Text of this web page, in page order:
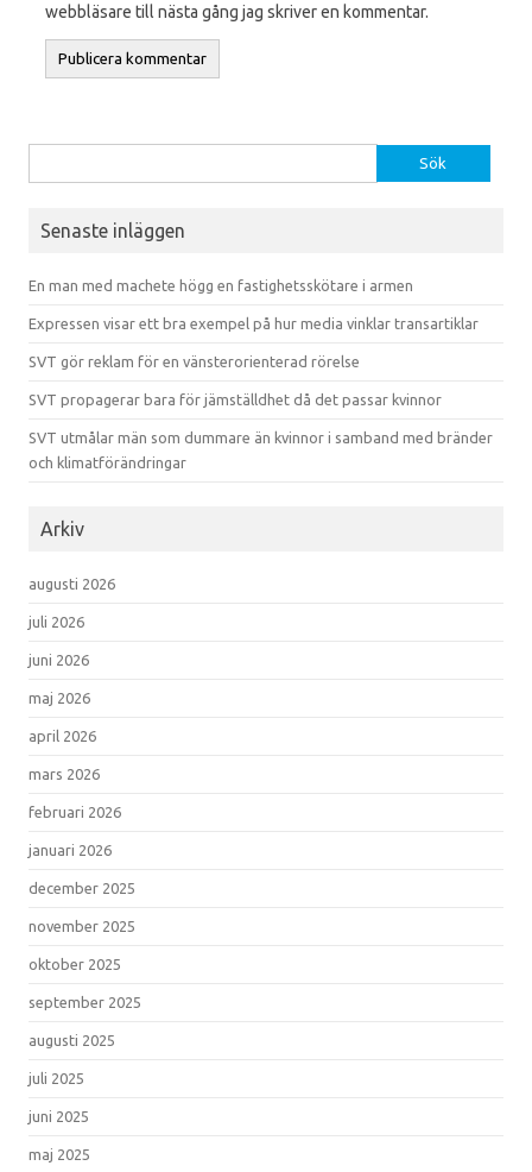
webbläsare till nästa gång jag skriver en kommentar.
Senaste inläggen
En man med machete högg en fastighetsskötare i armen
Expressen visar ett bra exempel på hur media vinklar transartiklar
SVT gör reklam för en vänsterorienterad rörelse
SVT propagerar bara för jämställdhet då det passar kvinnor
SVT utmålar män som dummare än kvinnor i samband med bränder
och klimatförändringar
Arkiv
augusti 2026
juli 2026
juni 2026
maj 2026
april 2026
mars 2026
februari 2026
januari 2026
december 2025
november 2025
oktober 2025
september 2025
augusti 2025
juli 2025
juni 2025
maj 2025